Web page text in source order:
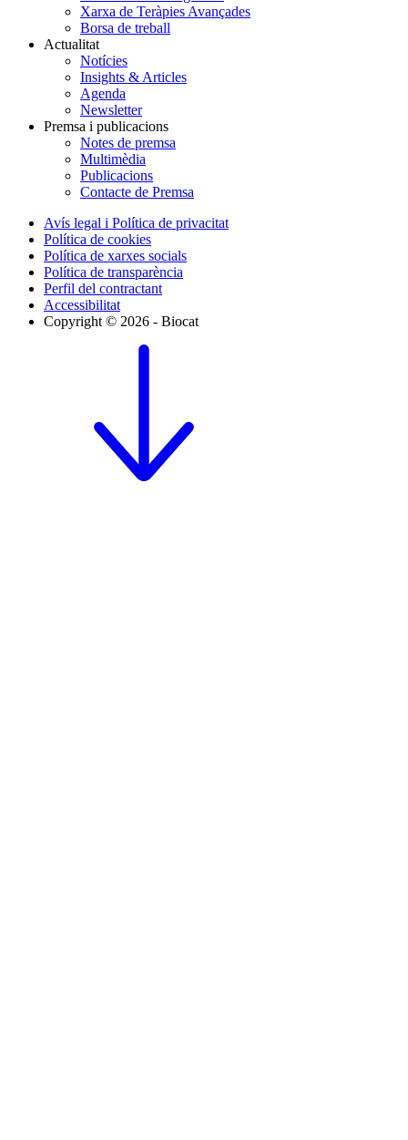
Xarxa de Teràpies Avançades
Borsa de treball
Actualitat
Notícies
Insights & Articles
Agenda
Newsletter
Premsa i publicacions
Notes de premsa
Multimèdia
Publicacions
Contacte de Premsa
Avís legal i Política de privacitat
Política de cookies
Política de xarxes socials
Política de transparència
Perfil del contractant
Accessibilitat
Copyright © 2026 - Biocat